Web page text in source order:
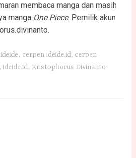
membaca manga dan masih
manga One Piece. Pemilik akun
, cerpen ideide.id, cerpen
,ideide.id, Kristophorus Divinanto